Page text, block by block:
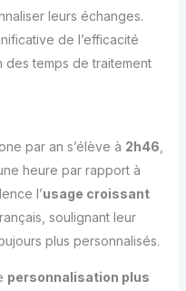
leurs échanges.
de l’efficacité
des temps de traitement
par an s’élève à 2h46
heure par rapport à
l’usage croissant
soulignant leur
plus personnalisés.
personnalisation plus